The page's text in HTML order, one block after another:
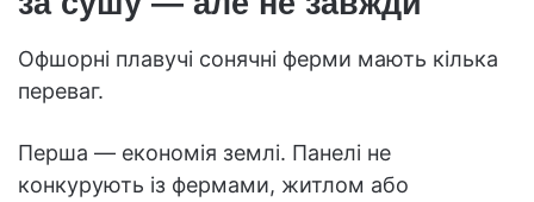
Офшорні плавучі сонячні ферми мають кілька
переваг.
Перша — економія землі. Панелі не
конкурують із фермами, житлом або